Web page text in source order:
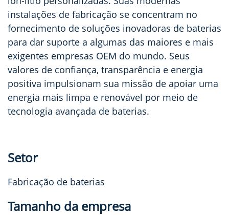
instalações de fabricação se concentram no
fornecimento de soluções inovadoras de baterias
para dar suporte a algumas das maiores e mais
exigentes empresas OEM do mundo. Seus
valores de confiança, transparência e energia
positiva impulsionam sua missão de apoiar uma
energia mais limpa e renovável por meio de
tecnologia avançada de baterias.
Setor
Fabricação de baterias
Tamanho da empresa